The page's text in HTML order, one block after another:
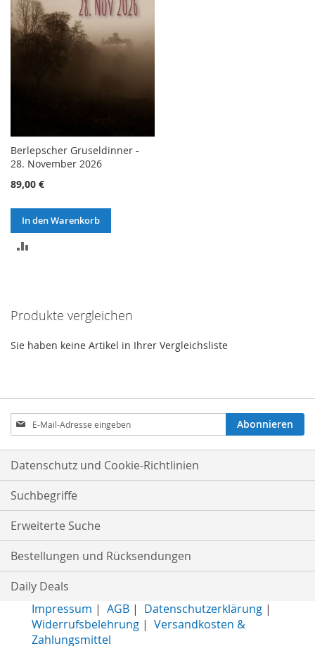
Berlepscher Gruseldinner -
28. November 2026
89,00 €
In den Warenkorb
Produkte vergleichen
Sie haben keine Artikel in Ihrer Vergleichsliste
Anmeldung
zum
Newsletter:
Abonnieren
Datenschutz und Cookie-Richtlinien
Suchbegriffe
Erweiterte Suche
Bestellungen und Rücksendungen
Daily Deals
Impressum | AGB| Datenschutzerklärung|
Widerrufsbelehrung| Versandkosten &
Zahlungsmittel